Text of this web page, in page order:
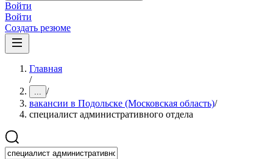
Войти
Войти
Создать резюме
Главная
/
... /
вакансии в Подольске (Московская область)/
специалист административного отдела